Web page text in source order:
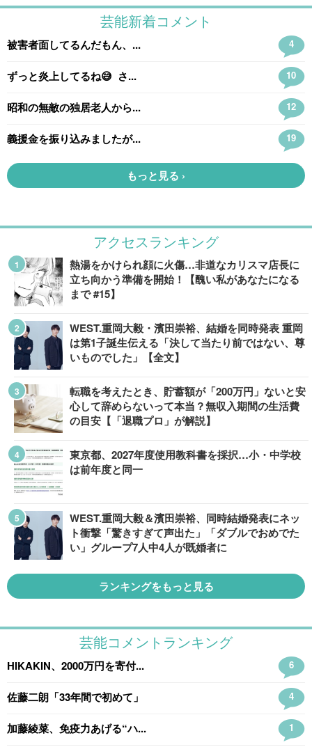
アクセスランキング
熱湯をかけられ顔に火傷…非道なカリスマ店長に
立ち向かう準備を開始！【醜い私があなたになる
まで #15】
WEST.重岡大毅・濱田崇裕、結婚を同時発表 重岡
は第1子誕生伝える「決して当たり前ではない、尊
いものでした」【全文】
転職を考えたとき、貯蓄額が「200万円」ないと安
心して辞めらないって本当？無収入期間の生活費
の目安【「退職プロ」が解説】
東京都、2027年度使用教科書を採択…小・中学校
は前年度と同一
WEST.重岡大毅＆濱田崇裕、同時結婚発表にネッ
ト衝撃「驚きすぎて声出た」「ダブルでおめでた
い」グループ7人中4人が既婚者に
ランキングをもっと見る